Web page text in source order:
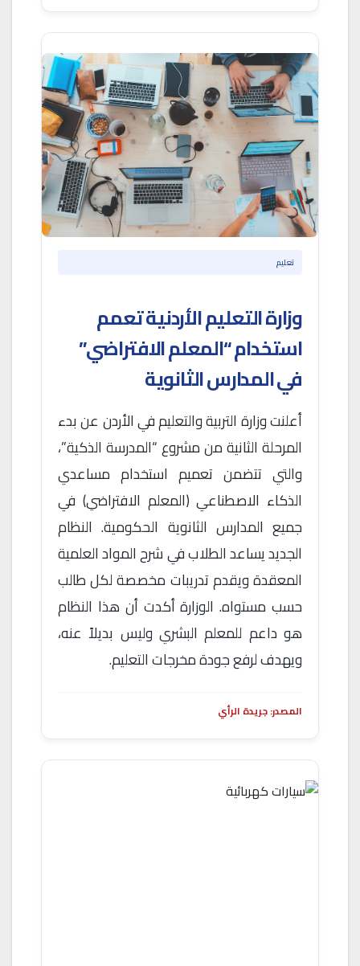
تعليم
وزارة التعليم الأردنية تعمم
استخدام “المعلم الافتراضي”
في المدارس الثانوية
أعلنت وزارة التربية والتعليم في الأردن عن بدء
المرحلة الثانية من مشروع “المدرسة الذكية”،
والتي تتضمن تعميم استخدام مساعدي
الذكاء الاصطناعي (المعلم الافتراضي) في
جميع المدارس الثانوية الحكومية. النظام
الجديد يساعد الطلاب في شرح المواد العلمية
المعقدة ويقدم تدريبات مخصصة لكل طالب
حسب مستواه. الوزارة أكدت أن هذا النظام
هو داعم للمعلم البشري وليس بديلاً عنه،
ويهدف لرفع جودة مخرجات التعليم.
المصدر: جريدة الرأي